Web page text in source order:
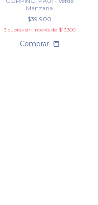
Manzana
$39.900
3 cuotas sin interés de $13.300
Comprar